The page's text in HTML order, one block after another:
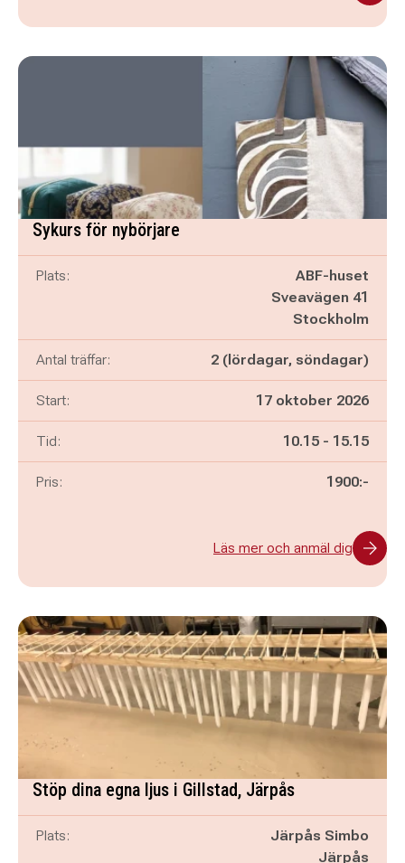
Sykurs för nybörjare
Plats:
ABF-huset
Sveavägen 41
Stockholm
Antal träffar: 2 (lördagar, söndagar)
Start: 17 oktober 2026
Tid: Pågår mellan
10.15 - och
15.15
Pris: 1900:-
Läs mer och anmäl dig
Stöp dina egna ljus i Gillstad, Järpås
Plats:
Järpås Simbo
Järpås